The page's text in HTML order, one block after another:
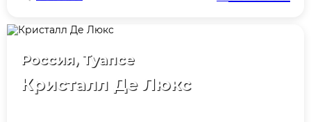
Россия, Туапсе
Кристалл Де Люкс